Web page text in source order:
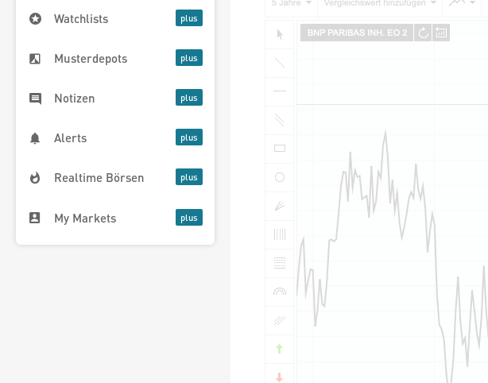
Watchlists
Musterdepots
Notizen
Alerts
Realtime Börsen
My Markets